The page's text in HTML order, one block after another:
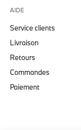
AIDE
Service clients
Livraison
Retours
Commandes
Paiement